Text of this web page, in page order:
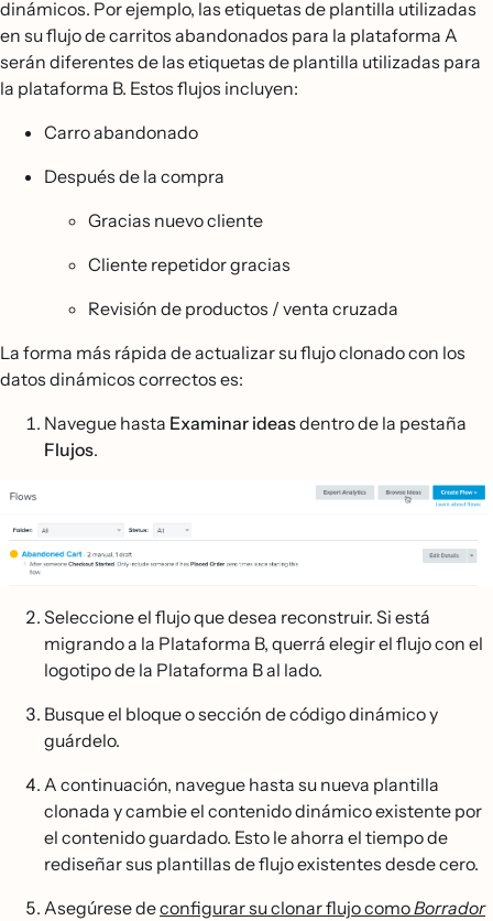
dinámicos. Por ejemplo, las etiquetas de plantilla utilizadas
en su flujo de carritos abandonados para la plataforma A
serán diferentes de las etiquetas de plantilla utilizadas para
la plataforma B. Estos flujos incluyen:
Carro abandonado
Después de la compra
Gracias nuevo cliente
Cliente repetidor gracias
Revisión de productos / venta cruzada
La forma más rápida de actualizar su flujo clonado con los
datos dinámicos correctos es:
Navegue hasta Examinar ideasdentro de la pestaña
Flujos.
Seleccione el flujo que desea reconstruir. Si está
migrando a la Plataforma B, querrá elegir el flujo con el
logotipo de la Plataforma B al lado.
Busque el bloque o sección de código dinámico y
guárdelo.
A continuación, navegue hasta su nueva plantilla
clonada y cambie el contenido dinámico existente por
el contenido guardado. Esto le ahorra el tiempo de
rediseñar sus plantillas de flujo existentes desde cero.
Asegúrese deconfigurar su clonar flujo comoBorrador